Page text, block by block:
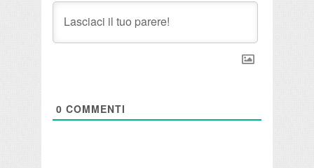
0 COMMENTI